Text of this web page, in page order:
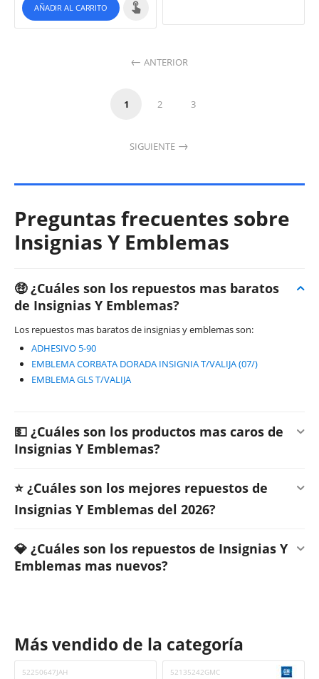
AÑADIR AL CARRITO
ANTERIOR
1 2 3
SIGUIENTE
Preguntas frecuentes sobre
Insignias Y Emblemas
🤑 ¿Cuáles son los repuestos mas baratos
de Insignias Y Emblemas?
Los repuestos mas baratos de insignias y emblemas son:
ADHESIVO 5-90
EMBLEMA CORBATA DORADA INSIGNIA T/VALIJA (07/)
EMBLEMA GLS T/VALIJA
💵 ¿Cuáles son los productos mas caros de
Insignias Y Emblemas?
⭐ ¿Cuáles son los mejores repuestos de
Insignias Y Emblemas del 2026?
💎 ¿Cuáles son los repuestos de Insignias Y
Emblemas mas nuevos?
Más vendido de la categoría
52250647JAH 52135242GMC